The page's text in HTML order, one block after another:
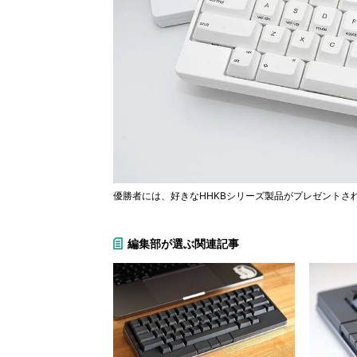
優勝者には、好きなHHKBシリーズ製品がプレゼントさ
編集部が選ぶ関連記事